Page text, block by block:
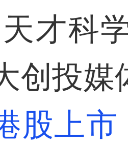
天才科
创投媒
股上市